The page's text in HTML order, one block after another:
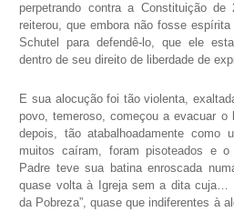
perpetrando contra a Constituição
reiterou, que embora não fosse
Schutel para defendê-lo, que ele
dentro de seu direito de liberdade de
E sua alocução foi tão violenta,
povo, temeroso, começou a evacuar
depois, tão atabalhoadamente como
muitos caíram, foram pisoteados e
Padre teve sua batina enroscada
quase volta à Igreja sem a dita cuja…
da Pobreza”, quase que indiferentes à